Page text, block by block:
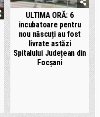
ULTIMA ORĂ: 6
incubatoare pentru
nou născuți au fost
livrate astăzi
Spitalului Județean din
Focșani